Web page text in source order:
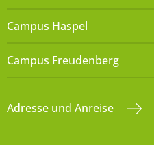
Campus Haspel
Campus Freudenberg
Adresse und Anreise